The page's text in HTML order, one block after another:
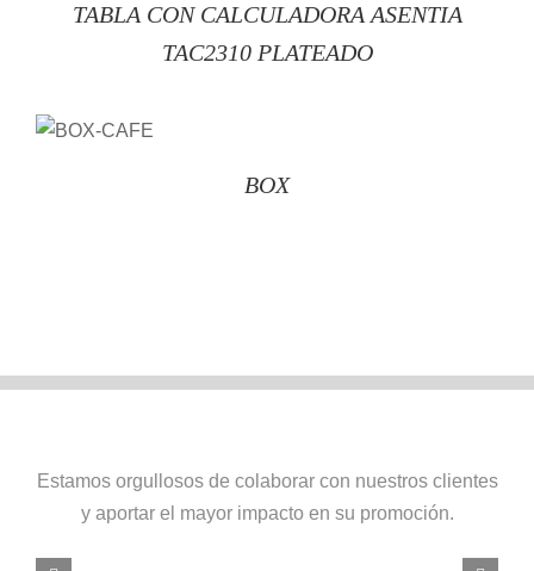
TABLA CON CALCULADORA ASENTIA
TAC2310 PLATEADO
BOX
Estamos orgullosos de colaborar con nuestros clientes
y aportar el mayor impacto en su promoción.